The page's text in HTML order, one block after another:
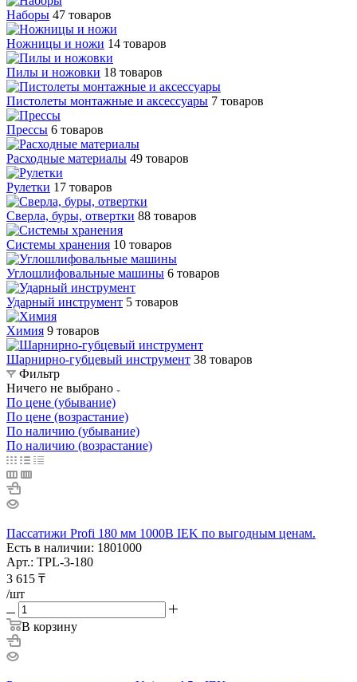
Наборы 47 товаров
Ножницы и ножи 14 товаров
Пилы и ножовки 18 товаров
Пистолеты монтажные и аксессуары 7 товаров
Прессы 6 товаров
Расходные материалы 49 товаров
Рулетки 17 товаров
Сверла, буры, отвертки 88 товаров
Системы хранения 10 товаров
Углошлифовальные машины 6 товаров
Ударный инструмент 5 товаров
Химия 9 товаров
Шарнирно-губцевый инструмент 38 товаров
Фильтр
Ничего не выбрано
По цене (убывание)
По цене (возрастание)
По наличию (убывание)
По наличию (возрастание)
Пассатижи Profi 180 мм 1000В IEK по выгодным ценам.
Есть в наличии: 1801000
Арт.: TPL-3-180
3 615 ₸
/шт
В корзину